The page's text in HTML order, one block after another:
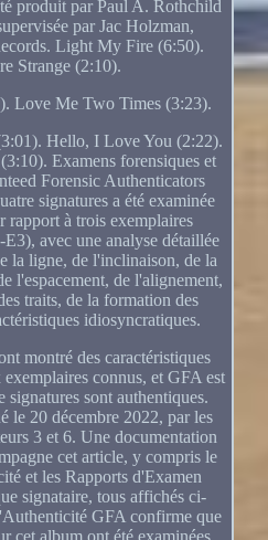
produit par Paul A. Rothchild
par Jac Holzman,
Light My Fire (6:50).
Strange (2:10).
Love Me Two Times (3:23).
Hello, I Love You (2:22).
Examens forensiques et
Forensic Authenticators
signatures a été examinée
rapport à trois exemplaires
avec une analyse détaillée
la ligne, de l'inclinaison, de la
l'espacement, de l'alignement,
traits, de la formation des
idiosyncratiques.
montré des caractéristiques
connus, et GFA est
signatures sont authentiques.
le 20 décembre 2022, par les
3 et 6. Une documentation
cet article, y compris le
et les Rapports d'Examen
signataire, tous affichés ci-
GFA confirme que
cet album ont été examinées